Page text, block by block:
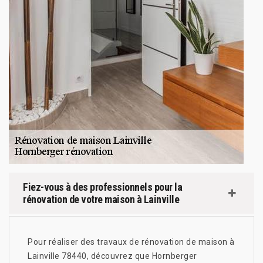
Fiez-vous à des professionnels pour la
rénovation de votre maison à Lainville
Pour réaliser des travaux de rénovation de maison à
Lainville 78440, découvrez que Hornberger